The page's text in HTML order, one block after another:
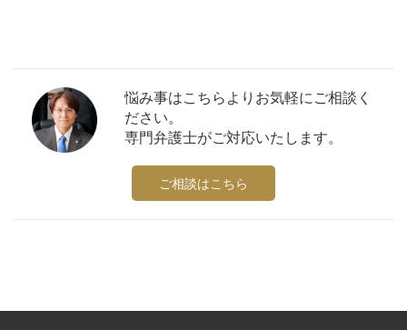
悩み事はこちらよりお気軽にご相談く
ださい。
専門弁護士がご対応いたします。
ご相談はこちら